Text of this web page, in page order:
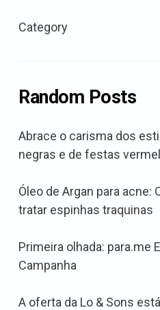
Category
Random Posts
Abrace o carisma dos
negras e de festas
Óleo de Argan para acne:
tratar espinhas traquinas
Primeira olhada: para.me
Campanha
A oferta da Lo & Sons